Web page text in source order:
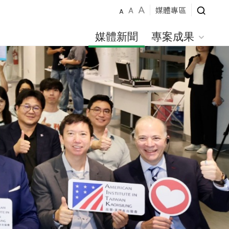
A A A 媒體專區
媒體新聞 專案成果